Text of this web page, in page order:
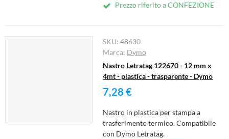
Prezzo riferito a CONFEZIONE
SKU:48630
Marca: Dymo
Nastro Letratag 122670 - 12 mm x
4mt - plastica - trasparente - Dymo
7,28 €
Nastro in plastica per stampa a
trasferimento termico. Compatibile
con Dymo Letratag.